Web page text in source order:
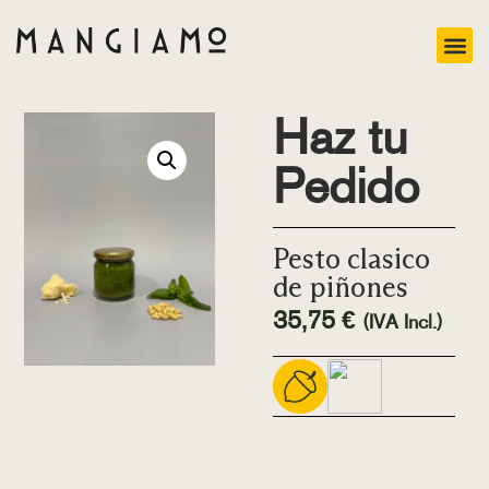
Haz tu
Pedido
Pesto clasico
de piñones
35,75€ (IVA Incl.)